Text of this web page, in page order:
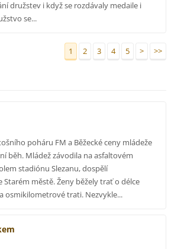
družstev i když se rozdávaly medaile i
se...
1 2 3 4 5 > >>
poháru FM a Běžecké ceny mládeže
běh. Mládež závodila na asfaltovém
stadiónu Slezanu, dospělí
městě. Ženy běžely trať o délce
osmikilometrové trati. Nezvykle...